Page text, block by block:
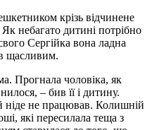
крізь відчинене
Як небагато дитині потрібно
Сергійка вона ладна
щасливим.
Прогнала чоловіка, як
– бив її і дитину.
ніде не працював. Колишній
які пересилала теща з